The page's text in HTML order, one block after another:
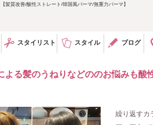
髪質改善/酸性ストレート/韓国風パーマ/無重力パーマ】
スタイリスト スタイル ブログ
よる髪のうねりなどののお悩みも酸
繰り返すカ